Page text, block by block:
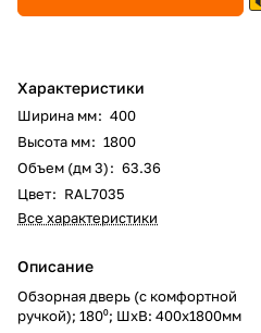
Характеристики
Ширина мм: 400
Высота мм: 1800
Объем (дм 3): 63.36
Цвет: RAL7035
Все характеристики
Описание
Обзорная дверь (с комфортной
ручкой); 180⁰; ШхВ: 400х1800мм